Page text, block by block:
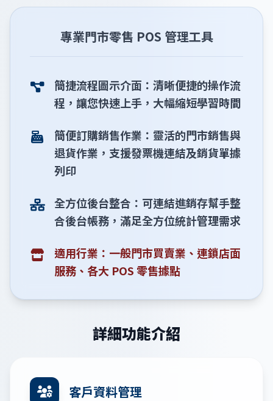
專業門市零售 POS 管理工具
簡捷流程圖示介面：清晰便捷的操作流
程，讓您快速上手，大幅縮短學習時間
簡便訂購銷售作業：靈活的門市銷售與
退貨作業，支援發票機連結及銷貨單據
列印
全方位後台整合：可連結進銷存幫手整
合後台帳務，滿足全方位統計管理需求
適用行業：一般門市買賣業、連鎖店面
服務、各大 POS 零售據點
詳細功能介紹
客戶資料管理